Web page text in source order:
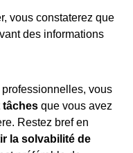
vous constaterez que
des informations
vous
tâches que vous avez
Restez bref en
la solvabilité de